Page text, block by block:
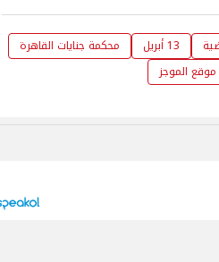
13 أبريل
محكمة جنايات القاهرة
موقع الموجز